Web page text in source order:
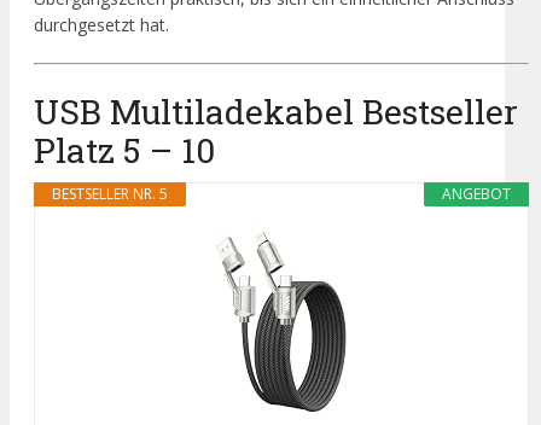
durchgesetzt hat.
USB Multiladekabel Bestseller
Platz 5 – 10
ANGEBOT
BESTSELLER NR. 5